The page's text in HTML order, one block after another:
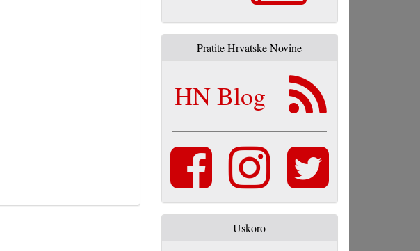
Pratite Hrvatske Novine
HN Blog
Uskoro